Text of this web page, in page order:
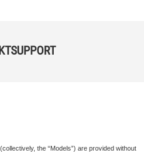
the “Models”) are provided without